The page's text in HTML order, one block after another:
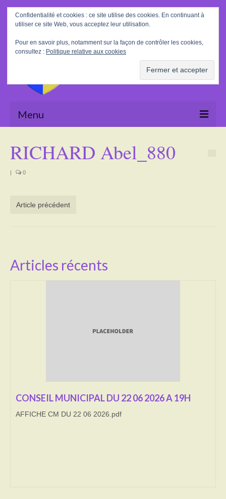
Rechercher
:
Menu
La Mairie
Tourisme
Poésie
Démarches administratives
Service des eaux
RICHARD Abel_880
| 0
Article précédent
Articles récents
CONSEIL MUNICIPAL DU 22 06 2026 A 19H
AFFICHE CM DU 22 06 2026.pdf
Confidentialité et cookies : ce site utilise des cookies. En continuant à
utiliser ce site Web, vous acceptez leur utilisation.
Pour en savoir plus, notamment sur la façon de contrôler les cookies,
consultez : Politique relative aux cookies